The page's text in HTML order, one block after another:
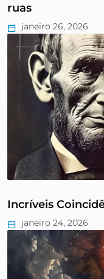
ruas
janeiro 26, 2026
Incríveis
janeiro 24, 2026